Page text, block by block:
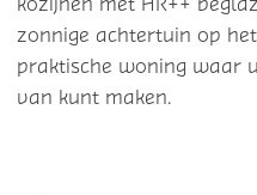
zonnige achtertuin op
praktische woning waar
van kunt maken.